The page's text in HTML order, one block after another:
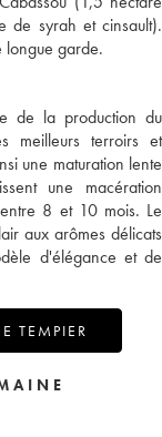
de syrah et cinsault).
longue garde.
de la production du
meilleurs terroirs et
une maturation lente
une macération
8 et 10 mois. Le
aux arômes délicats
d'élégance et de
TEMPIER